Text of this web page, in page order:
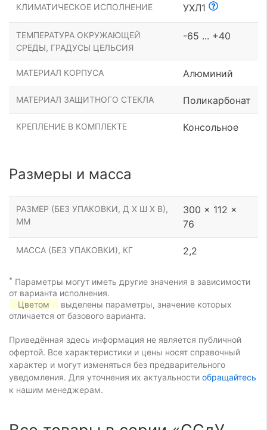
КЛИМАТИЧЕСКОЕ ИСПОЛНЕНИЕ УХЛ1
ТЕМПЕРАТУРА ОКРУЖАЮЩЕЙ
СРЕДЫ, ГРАДУСЫ ЦЕЛЬСИЯ
-65 ... +40
МАТЕРИАЛ КОРПУСА Алюминий
МАТЕРИАЛ ЗАЩИТНОГО СТЕКЛА Поликарбонат
КРЕПЛЕНИЕ В КОМПЛЕКТЕ Консольное
Размеры и масса
РАЗМЕР (БЕЗ УПАКОВКИ, Д Х Ш Х В),
ММ
300 x 112 x
76
МАССА (БЕЗ УПАКОВКИ), КГ 2,2
* Параметры могут иметь другие значения в зависимости
от варианта исполнения.
Цветом
выделены параметры, значение которых
отличается от базового варианта.
Приведённая здесь информация не является публичной
офертой. Все характеристики и цены носят справочный
характер и могут изменяться без предварительного
уведомления. Для уточнения их актуальности обращайтесь
к нашим менеджерам.